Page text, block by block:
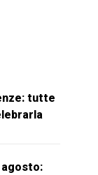
tutte
agosto: